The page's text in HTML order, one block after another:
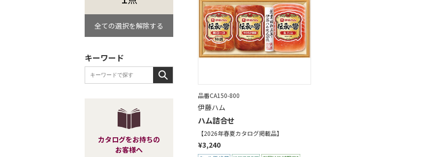
品番CA150-800
伊藤ハム
ハム詰合せ
【2026年春夏カタログ掲載品】
¥3,240
全ての選択を解除する
キーワード
カタログをお持ちの
お客様へ